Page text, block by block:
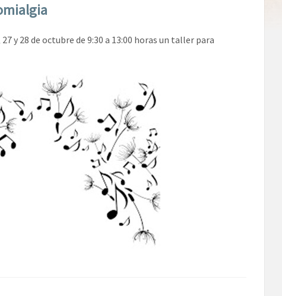
y 28 de octubre de 9:30 a 13:00 horas un taller para